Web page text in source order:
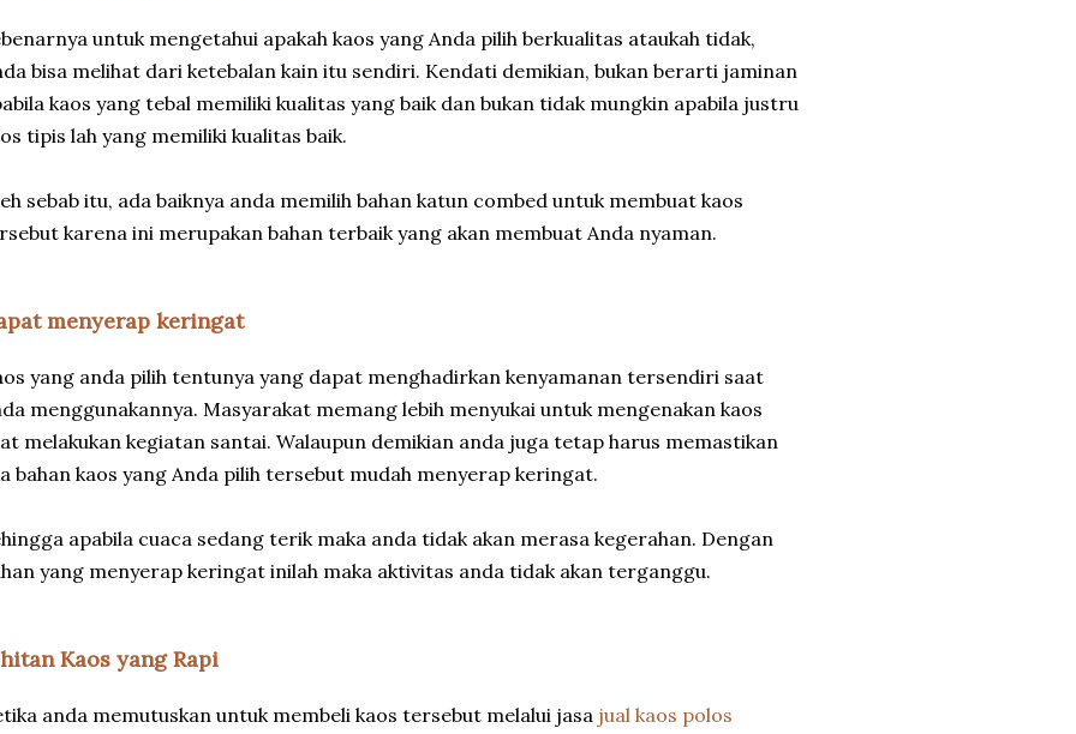
untuk mengetahui apakah kaos yang Anda pilih berkualitas ataukah tidak,
bisa melihat dari ketebalan kain itu sendiri. Kendati demikian, bukan berarti jaminan
kaos yang tebal memiliki kualitas yang baik dan bukan tidak mungkin apabila justru
tipis lah yang memiliki kualitas baik.
sebab itu, ada baiknya anda memilih bahan katun combed untuk membuat kaos
karena ini merupakan bahan terbaik yang akan membuat Anda nyaman.
menyerap keringat
yang anda pilih tentunya yang dapat menghadirkan kenyamanan tersendiri saat
menggunakannya. Masyarakat memang lebih menyukai untuk mengenakan kaos
melakukan kegiatan santai. Walaupun demikian anda juga tetap harus memastikan
bahan kaos yang Anda pilih tersebut mudah menyerap keringat.
apabila cuaca sedang terik maka anda tidak akan merasa kegerahan. Dengan
yang menyerap keringat inilah maka aktivitas anda tidak akan terganggu.
Kaos yang Rapi
anda memutuskan untuk membeli kaos tersebut melalui jasa jual kaos polos